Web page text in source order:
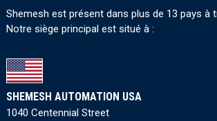
Shemesh est présent dans plus de 13 pays à
Notre siège principal est situé à :
SHEMESH AUTOMATION USA
1040 Centennial Street